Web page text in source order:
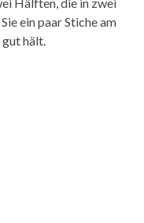
ein paar Stiche am
gut hält.